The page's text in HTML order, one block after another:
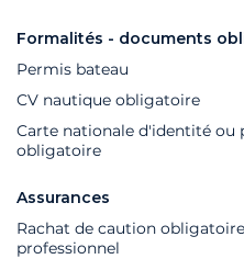
Formalités - documents
Permis bateau
CV nautique obligatoire
Carte nationale d'identité ou
obligatoire
Assurances
Rachat de caution
professionnel